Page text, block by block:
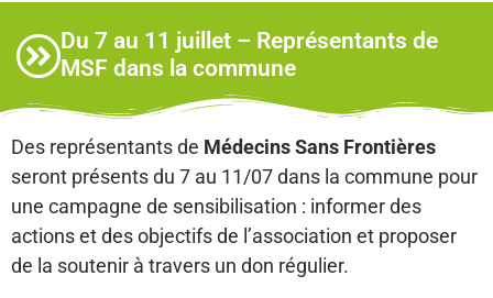
Du 7 au 11 juillet – Représentants de
MSF dans la commune
Des représentants de Médecins Sans Frontières
seront présents du 7 au 11/07 dans la commune pour
une campagne de sensibilisation : informer des
actions et des objectifs de l’association et proposer
de la soutenir à travers un don régulier.